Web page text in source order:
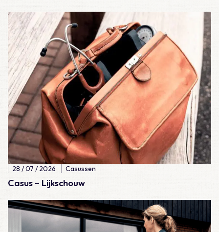
Casus – Lijkschouw
28 / 07 / 2026 Casussen
Lees meer over Casus – Lijkschouw
Lees meer over Casus – Een ongelukkige val